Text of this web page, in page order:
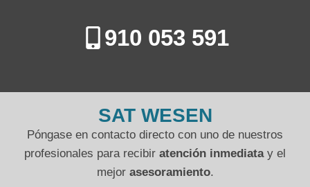
910 053 591
SAT WESEN
Póngase en contacto directo con uno de nuestros
profesionales para recibir atención inmediatay el
mejor asesoramiento.